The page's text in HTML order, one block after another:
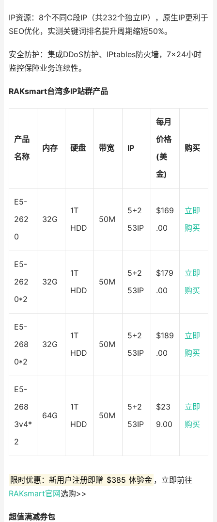
IP资源：8个不同C段IP（共232个独立IP），原生IP更利于
SEO优化，实测关键词排名提升周期缩短50%。
安全防护：集成DDoS防护、IPtables防火墙，7×24小时
监控保障业务连续性。
RAKsmart台湾多IP站群产品
产品
名称
内存 硬盘 带宽 IP
每月
价格
(美
金)
购买
E5-
262
0
32G
1T
HDD
50M
5+2
53IP
$169
.00
立即
购买
E5-
262
0*2
32G
1T
HDD
50M
5+2
53IP
$179
.00
立即
购买
E5-
268
0*2
32G
1T
HDD
50M
5+2
53IP
$189
.00
立即
购买
E5-
268
3v4*
2
64G
1T
HDD
50M
5+2
53IP
$23
9.00
立即
购买
限时优惠：新用户注册即赠 $385 体验金 ，立即前往
RAKsmart官网选购>>
超值满减券包